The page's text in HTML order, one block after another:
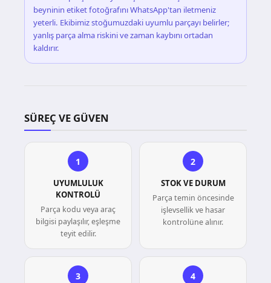
beyninin etiket fotoğrafını WhatsApp'tan iletmeniz
yeterli. Ekibimiz stoğumuzdaki uyumlu parçayı belirler;
yanlış parça alma riskini ve zaman kaybını ortadan
kaldırır.
SÜREÇ VE GÜVEN
1
UYUMLULUK
KONTROLÜ
Parça kodu veya araç
bilgisi paylaşılır, eşleşme
teyit edilir.
2
STOK VE DURUM
Parça temin öncesinde
işlevsellik ve hasar
kontrolüne alınır.
3 4